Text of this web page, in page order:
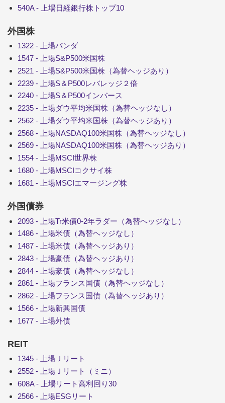
540A - 上場日経銀行株トップ10
外国株
1322 - 上場パンダ
1547 - 上場S&P500米国株
2521 - 上場S&P500米国株（為替ヘッジあり）
2239 - 上場S＆P500レバレッジ２倍
2240 - 上場S＆P500インバース
2235 - 上場ダウ平均米国株（為替ヘッジなし）
2562 - 上場ダウ平均米国株（為替ヘッジあり）
2568 - 上場NASDAQ100米国株（為替ヘッジなし）
2569 - 上場NASDAQ100米国株（為替ヘッジあり）
1554 - 上場MSCI世界株
1680 - 上場MSCIコクサイ株
1681 - 上場MSCIエマージング株
外国債券
2093 - 上場Tr米債0-2年ラダー（為替ヘッジなし）
1486 - 上場米債（為替ヘッジなし）
1487 - 上場米債（為替ヘッジあり）
2843 - 上場豪債（為替ヘッジあり）
2844 - 上場豪債（為替ヘッジなし）
2861 - 上場フランス国債（為替ヘッジなし）
2862 - 上場フランス国債（為替ヘッジあり）
1566 - 上場新興国債
1677 - 上場外債
REIT
1345 - 上場Ｊリート
2552 - 上場Ｊリート（ミニ）
608A - 上場リート高利回り30
2566 - 上場ESGリート